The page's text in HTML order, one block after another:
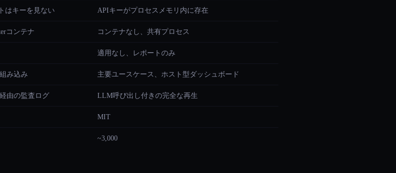
はキーを見ない APIキーがプロセスメモリ内に存在
コンテナ コンテナなし、共有プロセス
適用なし、レポートのみ
み込み 主要ユースケース、ホスト型ダッシュボード
由の監査ログ LLM呼び出し付きの完全な再生
MIT
~3,000